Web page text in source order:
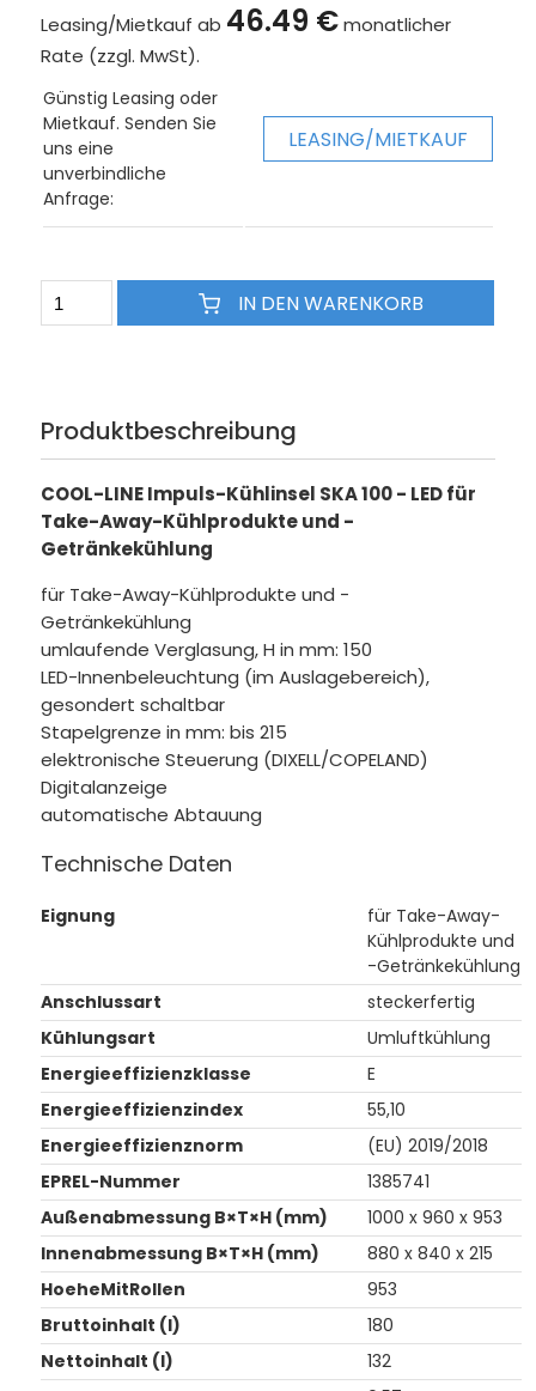
Leasing/Mietkauf ab 46.49 €monatlicher
Rate (zzgl. MwSt).
Günstig Leasing oder
Mietkauf. Senden Sie
uns eine
unverbindliche
Anfrage:
LEASING/MIETKAUF
IN DEN WARENKORB
Produktbeschreibung
COOL-LINE Impuls-Kühlinsel SKA 100 - LED für
Take-Away-Kühlprodukte und -
Getränkekühlung
für Take-Away-Kühlprodukte und -
Getränkekühlung
umlaufende Verglasung, H in mm: 150
LED-Innenbeleuchtung (im Auslagebereich),
gesondert schaltbar
Stapelgrenze in mm: bis 215
elektronische Steuerung (DIXELL/COPELAND)
Digitalanzeige
automatische Abtauung
Technische Daten
Eignung
für Take-Away-
Kühlprodukte und
-Getränkekühlung
Anschlussart
steckerfertig
Kühlungsart
Umluftkühlung
Energieeffizienzklasse
E
Energieeffizienzindex
55,10
Energieeffizienznorm
(EU) 2019/2018
EPREL-Nummer
1385741
Außenabmessung B×T×H (mm)
1000 x 960 x 953
Innenabmessung B×T×H (mm)
880 x 840 x 215
HoeheMitRollen
953
Bruttoinhalt (l)
180
Nettoinhalt (l)
132